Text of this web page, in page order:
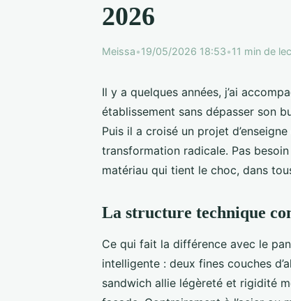
2026
Meissa•19/05/2026 18:53•11 min de
Il y a quelques années, j’ai
établissement sans dépasser son
Puis il a croisé un projet
transformation radicale. Pas
matériau qui tient le choc, dans
La structure technique
Ce qui fait la différence avec le
intelligente : deux fines couches
sandwich allie légèreté et rigidité